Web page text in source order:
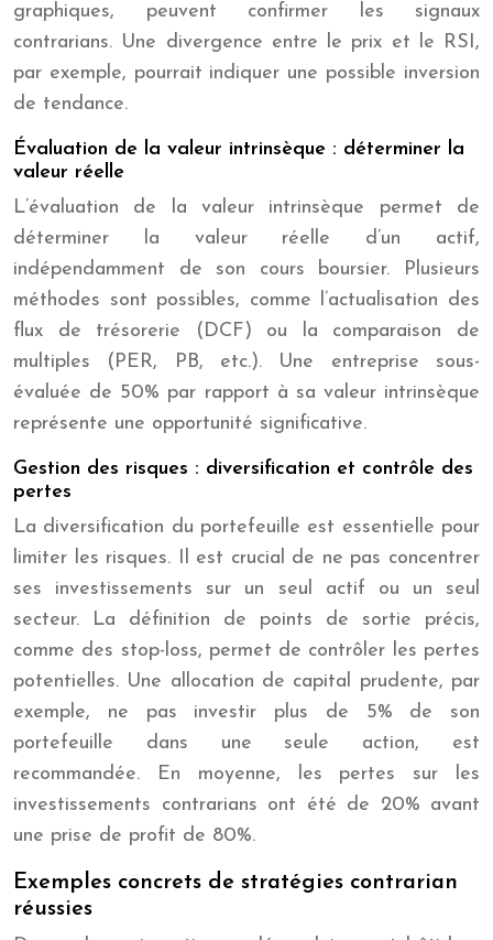
graphiques, peuvent confirmer les signaux
contrarians. Une divergence entre le prix et le RSI,
par exemple, pourrait indiquer une possible inversion
de tendance.
Évaluation de la valeur intrinsèque : déterminer la
valeur réelle
L’évaluation de la valeur intrinsèque permet de
déterminer la valeur réelle d’un actif,
indépendamment de son cours boursier. Plusieurs
méthodes sont possibles, comme l’actualisation des
flux de trésorerie (DCF) ou la comparaison de
multiples (PER, PB, etc.). Une entreprise sous-
évaluée de 50% par rapport à sa valeur intrinsèque
représente une opportunité significative.
Gestion des risques : diversification et contrôle des
pertes
La diversification du portefeuille est essentielle pour
limiter les risques. Il est crucial de ne pas concentrer
ses investissements sur un seul actif ou un seul
secteur. La définition de points de sortie précis,
comme des stop-loss, permet de contrôler les pertes
potentielles. Une allocation de capital prudente, par
exemple, ne pas investir plus de 5% de son
portefeuille dans une seule action, est
recommandée. En moyenne, les pertes sur les
investissements contrarians ont été de 20% avant
une prise de profit de 80%.
Exemples concrets de stratégies contrarian
réussies